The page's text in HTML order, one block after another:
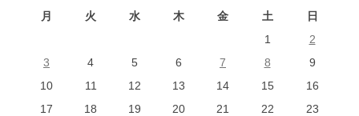
月
火 水 木 金 土 日
1
2
3
4 5 6 7 8
9
10
11 12 13 14 15
16
17
18 19 20 21 22
23